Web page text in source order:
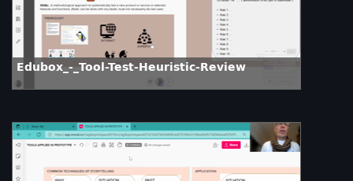
Edubox_-_Tool-Test-Heuristic-Review